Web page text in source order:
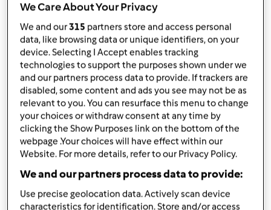
Partilhar receita
Criar uma variante
Ingredientes
2cebolas
1 kg. peito frango
We Care About Your Privacy
We and our315 partners store and access personal
data, like browsing data or unique identifiers, on your
device. Selecting I Accept enables tracking
technologies to support the purposes shown under we
and our partners process data to provide. If trackers are
disabled, some content and ads you see may not be as
relevant to you. You can resurface this menu to change
your choices or withdraw consent at any time by
clicking the Show Purposes link on the bottom of the
webpage .Your choices will have effect within our
Website. For more details, refer to our Privacy Policy.
We and our partners process data to provide:
Use precise geolocation data. Actively scan device
characteristics for identification. Store and/or access